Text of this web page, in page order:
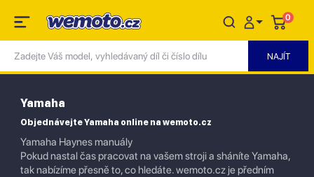
0
Yamaha
Objednávejte Yamaha online na wemoto.cz
Yamaha Haynes manuály
Pokud nastal čas pracovat na vašem stroji a sháníte Yamaha,
tak nabízíme přesně to, co hledáte. wemoto.cz je předním